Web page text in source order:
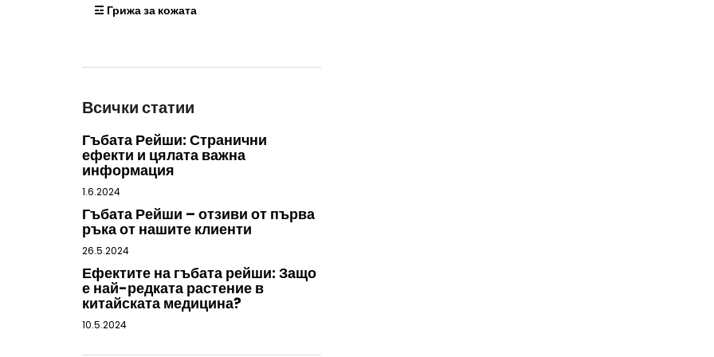
☲ Грижа за кожата
Всички статии
Гъбата Рейши: Странични
ефекти и цялата важна
информация
1.6.2024
Гъбата Рейши – отзиви от първа
ръка от нашите клиенти
26.5.2024
Ефектите на гъбата рейши: Защо
е най-редката растение в
китайската медицина?
10.5.2024